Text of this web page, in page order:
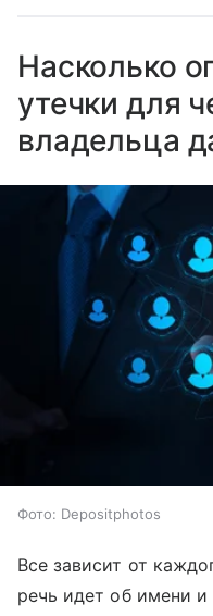
Насколько
утечки для
владельца
Фото: Depositphotos
Все зависит от
речь идет об имени и